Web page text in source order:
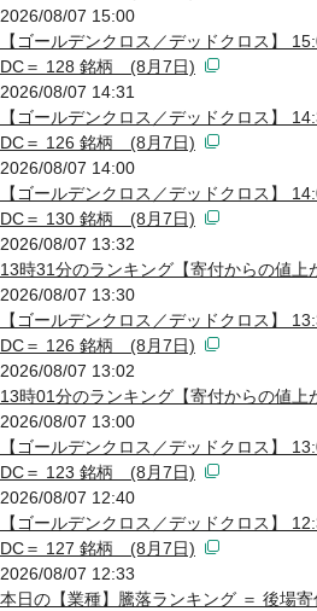
2026/08/07 15:00
【ゴールデンクロス／デッドクロス】
DC＝ 128 銘柄 (8月7日)
2026/08/07 14:31
【ゴールデンクロス／デッドクロス】
DC＝ 126 銘柄 (8月7日)
2026/08/07 14:00
【ゴールデンクロス／デッドクロス】
DC＝ 130 銘柄 (8月7日)
2026/08/07 13:32
13時31分のランキング【寄付からの値上
2026/08/07 13:30
【ゴールデンクロス／デッドクロス】
DC＝ 126 銘柄 (8月7日)
2026/08/07 13:02
13時01分のランキング【寄付からの値上
2026/08/07 13:00
【ゴールデンクロス／デッドクロス】
DC＝ 123 銘柄 (8月7日)
2026/08/07 12:40
【ゴールデンクロス／デッドクロス】
DC＝ 127 銘柄 (8月7日)
2026/08/07 12:33
本日の【業種】騰落ランキング ＝ 後場